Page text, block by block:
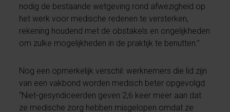
nodig de bestaande wetgeving rond afwezigheid op
het werk voor medische redenen te versterken,
rekening houdend met de obstakels en ongelijkheden
om zulke mogelijkheden in de praktijk te benutten.”
Nog een opmerkelijk verschil: werknemers die lid zijn
van een vakbond worden medisch beter opgevolgd.
“Niet-gesyndiceerden geven 2,6 keer meer aan dat
ze medische zorg hebben misgelopen omdat ze